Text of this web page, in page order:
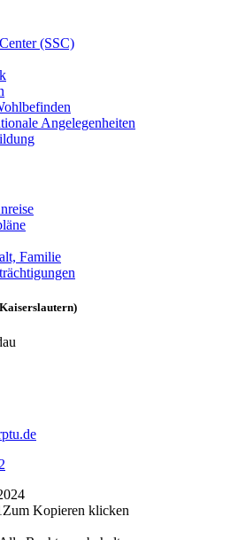
(SSC)
Angelegenheiten
Familie
Zum Kopieren klicken